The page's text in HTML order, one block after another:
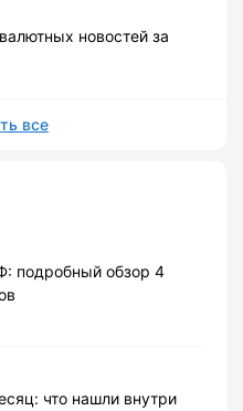
новостей за
все
подробный обзор 4
что нашли внутри